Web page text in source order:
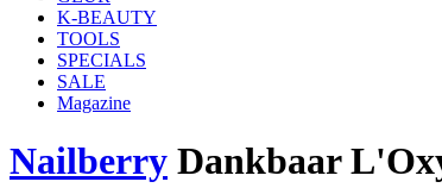
K-BEAUTY
TOOLS
SPECIALS
SALE
Magazine
Nailberry Dankbaar